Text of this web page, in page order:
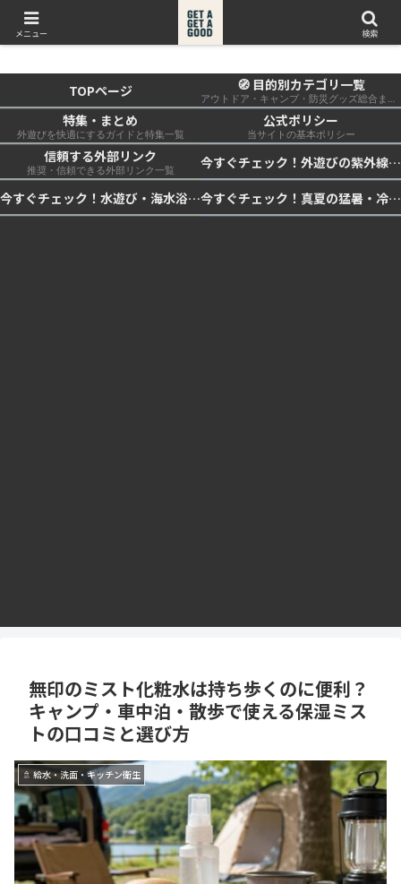
get a get a good
TOPページ 🧭 目的別カテゴリ一覧
アウトドア・キャンプ・防災グッズ総合まとめ
特集・まとめ
外遊びを快適にするガイドと特集一覧
公式ポリシー
当サイトの基本ポリシー
信頼する外部リンク
推奨・信頼できる外部リンク一覧
今すぐチェック！外遊びの紫外線対策・日差し快適化計画｜帽子・日傘・ウェア・日焼け止めを総まとめ☀️🏕️👓
今すぐチェック！水遊び・海水浴の快適化計画｜浮き輪・服装・日陰・安全対策を総まとめ🏖️🌊✨
今すぐチェック！真夏の猛暑・冷却・保冷快適化計画｜外遊び・キャンプ・車中泊の暑さ対策を総まとめ☀️🧊🏕️
無印のミスト化粧水は持ち歩くのに便利？
キャンプ・車中泊・散歩で使える保湿ミス
トの口コミと選び方
🚿 給水・洗面・キッチン衛生
メニュー 検索